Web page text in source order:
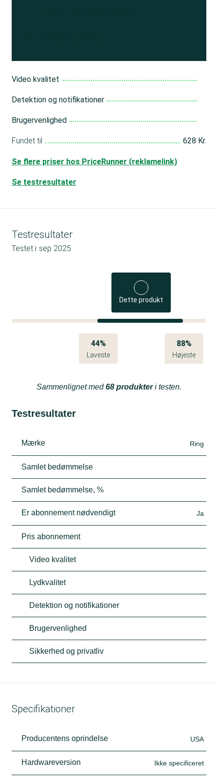
Video kvalitet
Detektion og notifikationer
Brugervenlighed
Fundet til 628 Kr.
Se flere priser hos PriceRunner (reklamelink)
Se testresultater
Testresultater
Testet i sep 2025
Dette produkt
44%
Laveste
88%
Højeste
Sammenlignet med68 produkteri testen.
Testresultater
Mærke Ring
Samlet bedømmelse
Samlet bedømmelse, %
Er abonnement nødvendigt Ja
Pris abonnement
Video kvalitet
Lydkvalitet
Detektion og notifikationer
Brugervenlighed
Sikkerhed og privatliv
Specifikationer
Producentens oprindelse USA
Hardwareversion Ikke specificeret